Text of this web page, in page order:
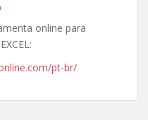
online para
pt-br/